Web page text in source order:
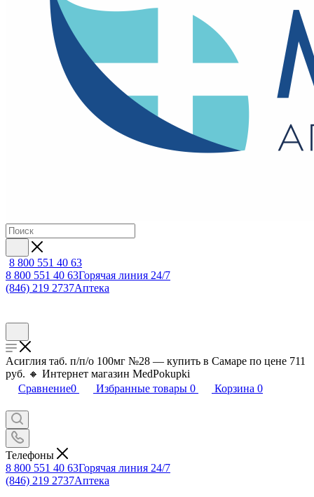
8 800 551 40 63
8 800 551 40 63Горячая линия 24/7
(846) 219 2737Аптека
Асиглия таб. п/п/о 100мг №28 — купить в Самаре по цене 711
руб. 🔸 Интернет магазин MedPokupki
Сравнение0 Избранные товары 0 Корзина 0
Телефоны
8 800 551 40 63Горячая линия 24/7
(846) 219 2737Аптека